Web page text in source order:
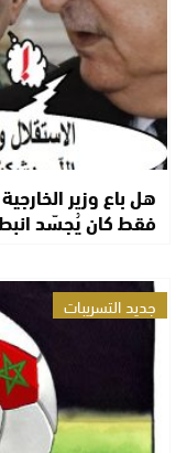
هل باع وزير
فقط كان يُجسّد
جديد التسريبات